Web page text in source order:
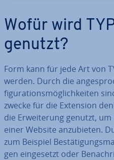
Wofür wird
genutzt?
Form kann für jede Art von
werden. Durch die
fi­gu­ra­ti­ons­mög­lich­kei­ten
zwe­cke für die Extension
die Er­wei­te­rung genutzt, um
einer Website an­zu­bie­ten.
zum Beispiel
gen ein­ge­setzt oder